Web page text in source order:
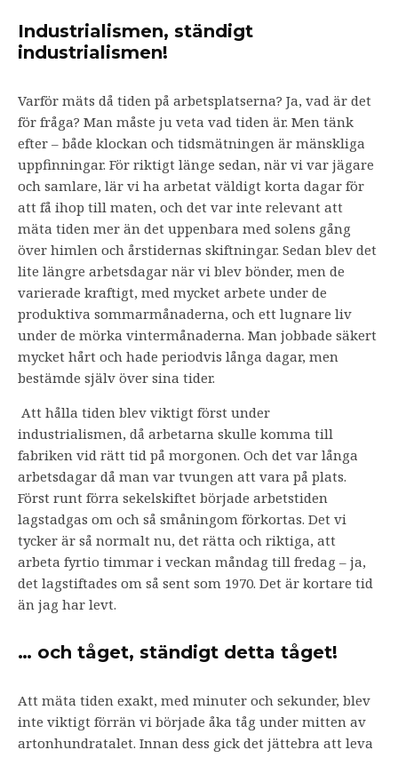
Industrialismen, ständigt
industrialismen!
Varför mäts då tiden på arbetsplatserna? Ja, vad är det
för fråga? Man måste ju veta vad tiden är. Men tänk
efter – både klockan och tidsmätningen är mänskliga
uppfinningar. För riktigt länge sedan, när vi var jägare
och samlare, lär vi ha arbetat väldigt korta dagar för
att få ihop till maten, och det var inte relevant att
mäta tiden mer än det uppenbara med solens gång
över himlen och årstidernas skiftningar. Sedan blev det
lite längre arbetsdagar när vi blev bönder, men de
varierade kraftigt, med mycket arbete under de
produktiva sommarmånaderna, och ett lugnare liv
under de mörka vintermånaderna. Man jobbade säkert
mycket hårt och hade periodvis långa dagar, men
bestämde själv över sina tider.
Att hålla tiden blev viktigt först under
industrialismen, då arbetarna skulle komma till
fabriken vid rätt tid på morgonen. Och det var långa
arbetsdagar då man var tvungen att vara på plats.
Först runt förra sekelskiftet började arbetstiden
lagstadgas om och så småningom förkortas. Det vi
tycker är så normalt nu, det rätta och riktiga, att
arbeta fyrtio timmar i veckan måndag till fredag – ja,
det lagstiftades om så sent som 1970. Det är kortare tid
än jag har levt.
… och tåget, ständigt detta tåget!
Att mäta tiden exakt, med minuter och sekunder, blev
inte viktigt förrän vi började åka tåg under mitten av
artonhundratalet. Innan dess gick det jättebra att leva